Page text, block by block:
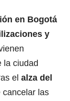
en Bogotá
y
la ciudad
el alza del
cancelar las